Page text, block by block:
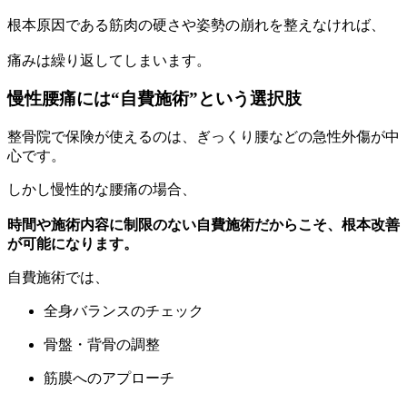
根本原因である筋肉の硬さや姿勢の崩れを整えなければ、
痛みは繰り返してしまいます。
慢性腰痛には“自費施術”という選択肢
整骨院で保険が使えるのは、ぎっくり腰などの急性外傷が中
心です。
しかし慢性的な腰痛の場合、
時間や施術内容に制限のない自費施術だからこそ、根本改善
が可能になります。
自費施術では、
全身バランスのチェック
骨盤・背骨の調整
筋膜へのアプローチ